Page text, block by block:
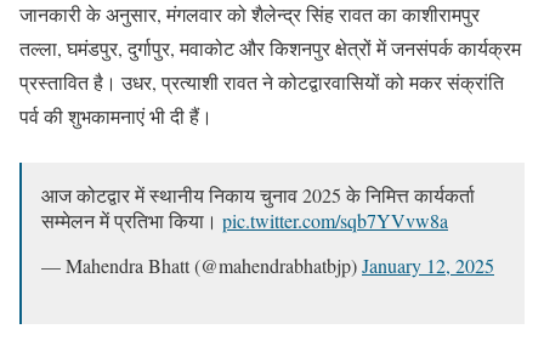
जानकारी के अनुसार, मंगलवार को शैलेन्द्र सिंह रावत का काशीरामपुर
तल्ला, घमंडपुर, दुर्गापुर, मवाकोट और किशनपुर क्षेत्रों में जनसंपर्क कार्यक्रम
प्रस्तावित है। उधर, प्रत्याशी रावत ने कोटद्वारवासियों को मकर संक्रांति
पर्व की शुभकामनाएं भी दी हैं।
आज कोटद्वार में स्थानीय निकाय चुनाव 2025 के निमित्त कार्यकर्ता
सम्मेलन में प्रतिभा किया। pic.twitter.com/sqb7YVvw8a
— Mahendra Bhatt (@mahendrabhatbjp)January 12, 2025